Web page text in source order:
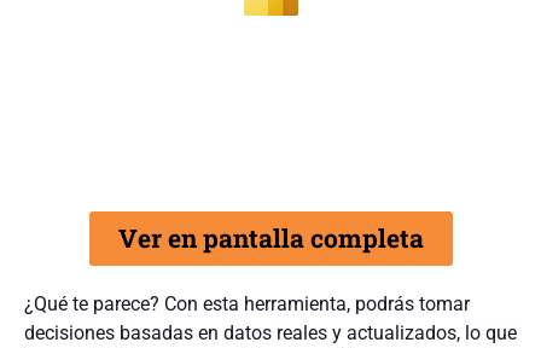
Ver en pantalla completa
¿Qué te parece? Con esta herramienta, podrás tomar
decisiones basadas en datos reales y actualizados, lo que